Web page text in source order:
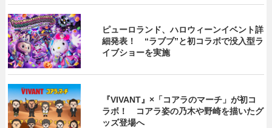
ピューロランド、ハロウィーンイベント詳
細発表！ “ラブブ”と初コラボで没入型ラ
イブショーを実施
『VIVANT』×「コアラのマーチ」が初コ
ラボ！ コアラ姿の乃木や野崎を描いたグ
ッズ登場へ